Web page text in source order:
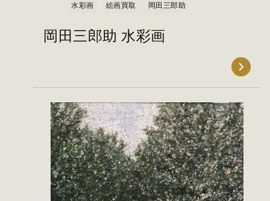
水彩画 絵画買取 岡田三郎助
岡田三郎助 水彩画